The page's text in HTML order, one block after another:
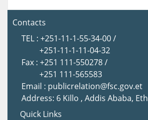
Contacts
TEL : +251-11-1-55-34-00 /
+251-11-1-11-04-32
Fax : +251 111-550278 /
+251 111-565583
Email : publicrelation@fsc.gov.et
Address: 6 Killo , Addis Ababa,
Quick Links